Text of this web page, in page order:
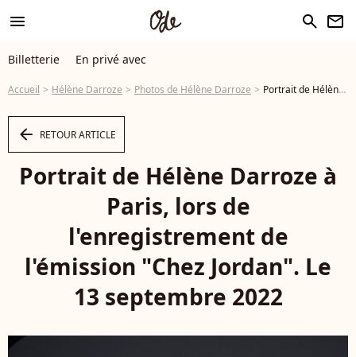
menu search newsletter
Billetterie En privé avec
Accueil Hélène Darroze Photos de Hélène Darroze Portrait de Hélène Darroze à Paris, lors de l'enregistrement de l'émission "Chez Jordan". Le 13 septembre 2022 © Céric Perrin / Bestimage - Photo
arrow_left RETOUR ARTICLE
Portrait de Hélène Darroze à
Paris, lors de
l'enregistrement de
l'émission "Chez Jordan". Le
13 septembre 2022